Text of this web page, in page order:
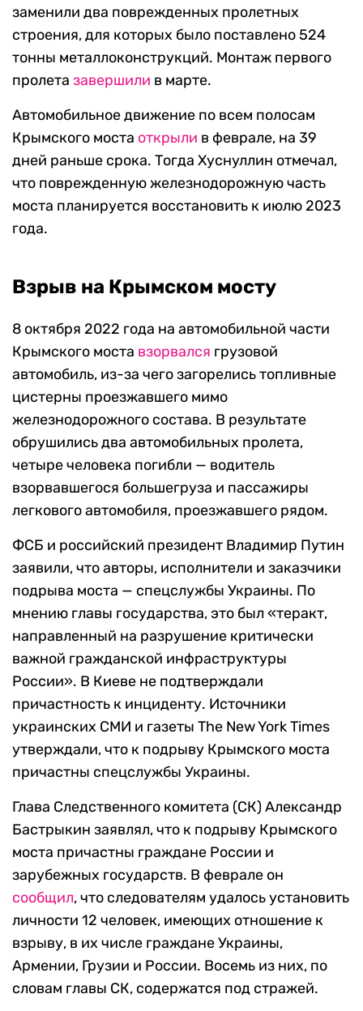
заменили два поврежденных пролетных
строения, для которых было поставлено 524
тонны металлоконструкций. Монтаж первого
пролета завершили в марте.
Автомобильное движение по всем полосам
Крымского моста открыли в феврале, на 39
дней раньше срока. Тогда Хуснуллин отмечал,
что поврежденную железнодорожную часть
моста планируется восстановить к июлю 2023
года.
Взрыв на Крымском мосту
8 октября 2022 года на автомобильной части
Крымского моста взорвался грузовой
автомобиль, из-за чего загорелись топливные
цистерны проезжавшего мимо
железнодорожного состава. В результате
обрушились два автомобильных пролета,
четыре человека погибли — водитель
взорвавшегося большегруза и пассажиры
легкового автомобиля, проезжавшего рядом.
ФСБ и российский президент Владимир Путин
заявили, что авторы, исполнители и заказчики
подрыва моста — спецслужбы Украины. По
мнению главы государства, это был «теракт,
направленный на разрушение критически
важной гражданской инфраструктуры
России». В Киеве не подтверждали
причастность к инциденту. Источники
украинских СМИ и газеты The New York Times
утверждали, что к подрыву Крымского моста
причастны спецслужбы Украины.
Глава Следственного комитета (СК) Александр
Бастрыкин заявлял, что к подрыву Крымского
моста причастны граждане России и
зарубежных государств. В феврале он
сообщил, что следователям удалось установить
личности 12 человек, имеющих отношение к
взрыву, в их числе граждане Украины,
Армении, Грузии и России. Восемь из них, по
словам главы СК, содержатся под стражей.